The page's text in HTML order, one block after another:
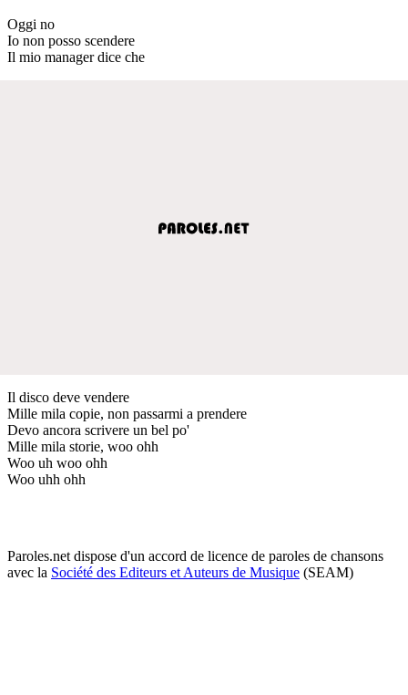
Oggi no
Io non posso scendere
Il mio manager dice che
Il disco deve vendere
Mille mila copie, non passarmi a prendere
Devo ancora scrivere un bel po'
Mille mila storie, woo ohh
Woo uh woo ohh
Woo uhh ohh
Paroles.net dispose d'un accord de licence de paroles de chansons
avec la Société des Editeurs et Auteurs de Musique (SEAM)